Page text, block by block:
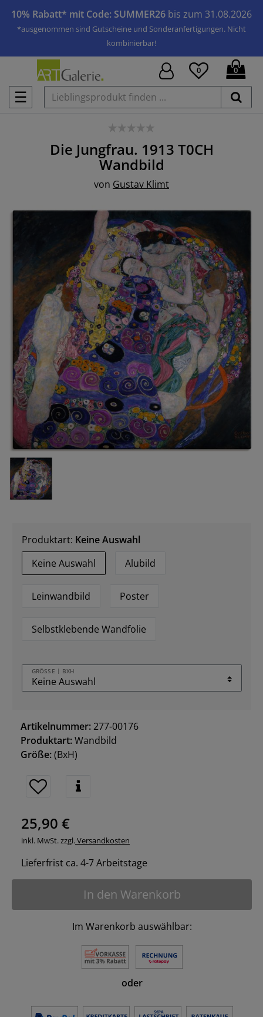
10% Rabatt* mit Code: SUMMER26 bis zum 31.08.2026
*ausgenommen sind Gutscheine und Sonderanfertigungen. Nicht
kombinierbar!
☰
0 0
Die Jungfrau. 1913 T0CH
Wandbild
von Gustav Klimt
Produktart: Keine Auswahl
Keine Auswahl
Alubild
Leinwandbild Poster
Selbstklebende Wandfolie
GRÖSSE | BXH
Artikelnummer:277-00176
Produktart:Wandbild
Größe:(BxH)
25,90 €
inkl. MwSt. zzgl.Versandkosten
Lieferfrist ca. 4-7 Arbeitstage
In den Warenkorb
Im Warenkorb auswählbar:
oder